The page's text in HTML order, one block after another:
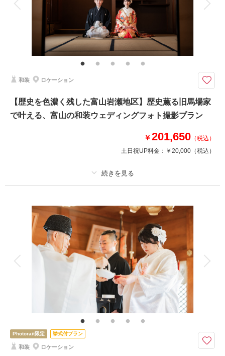
家族用衣装レンタル
その他含むもの
衣装クリーニング代金、ランクアップ料金は含まれております。衣装や撮影
小物等の持込料金は一切かかりません。ロケ地追加：￥20,000/1か所
スタイリッシュな前撮りが叶うロケーションです！ □撮影カット：約150
カット以上 □所要時間：約5時間
写真撮影料/ 全写真データ(URL)/ ご新郎衣装/ ご新婦衣装/ ヘア&メイクアッ
プ/ スケジューリング/ 撮影小物一式
撮影場所： 雨晴海岸
相談予約する
来店・オンライン
撮影日の空き
を確認する
和装 ロケーション
【歴史を色濃く残した富山岩瀬地区】歴史薫る旧馬場家
で叶える、富山の和装ウェディングフォト撮影プラン
￥201,650 （税込）
土日祝UP料金： ￥20,000 （税込）
撮影料 新婦衣装1着 新郎衣装1着
着付け ヘアメイク 小物一式
アルバム データ 180 カット
衣装追加 会食 挙式
家族用衣装レンタル ペットと撮影
その他含むもの
家族写真追加料金無料 衣装ランクアップ料金なし 小物ランクアップ料金
なし 貸出小物多数 お子様撮影 お子様衣装
「伝統美に包まれた富山・馬場家で叶える和装ウェディングフォトプラン」
富山・旧馬場家住宅で叶える、和装ウェディングフォトプラン。歴史的建造
Photorait限定 挙式付プラン
和装 ロケーション